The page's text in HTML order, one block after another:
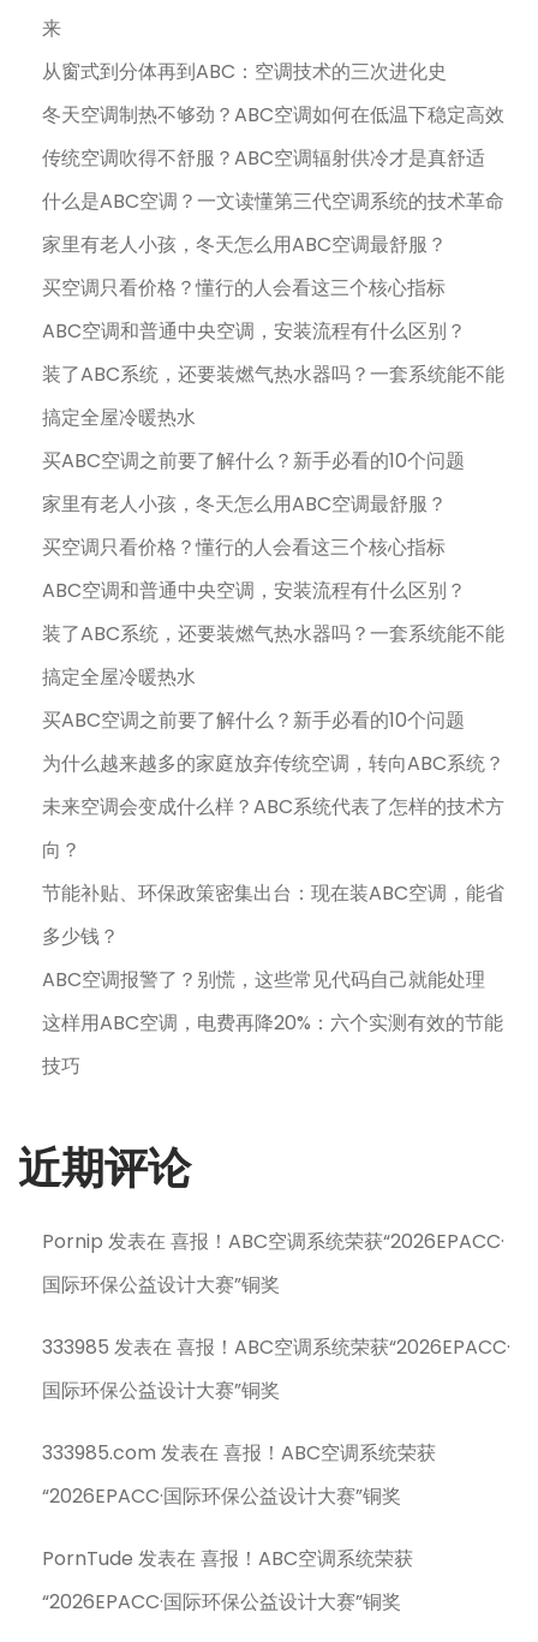
来
从窗式到分体再到ABC：空调技术的三次进化史
冬天空调制热不够劲？ABC空调如何在低温下稳定高效
传统空调吹得不舒服？ABC空调辐射供冷才是真舒适
什么是ABC空调？一文读懂第三代空调系统的技术革命
家里有老人小孩，冬天怎么用ABC空调最舒服？
买空调只看价格？懂行的人会看这三个核心指标
ABC空调和普通中央空调，安装流程有什么区别？
装了ABC系统，还要装燃气热水器吗？一套系统能不能
搞定全屋冷暖热水
买ABC空调之前要了解什么？新手必看的10个问题
家里有老人小孩，冬天怎么用ABC空调最舒服？
买空调只看价格？懂行的人会看这三个核心指标
ABC空调和普通中央空调，安装流程有什么区别？
装了ABC系统，还要装燃气热水器吗？一套系统能不能
搞定全屋冷暖热水
买ABC空调之前要了解什么？新手必看的10个问题
为什么越来越多的家庭放弃传统空调，转向ABC系统？
未来空调会变成什么样？ABC系统代表了怎样的技术方
向？
节能补贴、环保政策密集出台：现在装ABC空调，能省
多少钱？
ABC空调报警了？别慌，这些常见代码自己就能处理
这样用ABC空调，电费再降20%：六个实测有效的节能
技巧
近期评论
Pornip 发表在喜报！ABC空调系统荣获“2026EPACC·
国际环保公益设计大赛”铜奖
333985 发表在喜报！ABC空调系统荣获“2026EPACC·
国际环保公益设计大赛”铜奖
333985.com 发表在喜报！ABC空调系统荣获
“2026EPACC·国际环保公益设计大赛”铜奖
PornTude 发表在喜报！ABC空调系统荣获
“2026EPACC·国际环保公益设计大赛”铜奖